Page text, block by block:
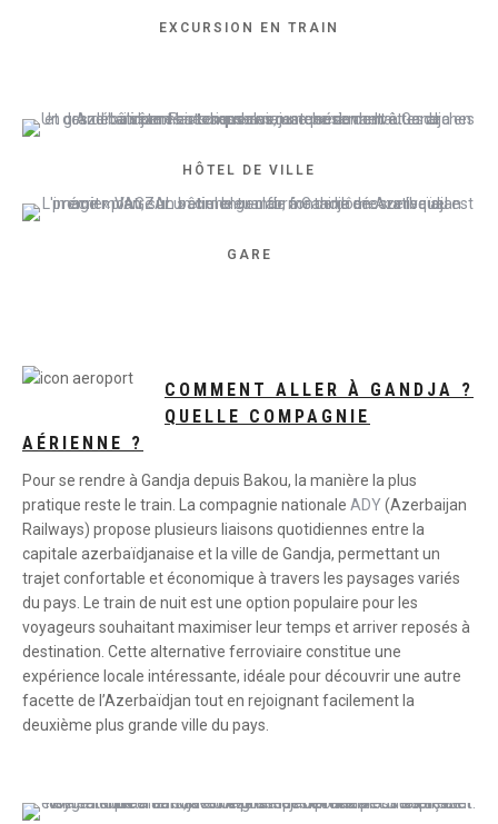
EXCURSION EN TRAIN
HÔTEL DE VILLE
GARE
COMMENT ALLER À GANDJA ?
QUELLE COMPAGNIE
AÉRIENNE ?
Pour se rendre à Gandja depuis Bakou, la manière la plus
pratique reste le train. La compagnie nationale ADY(Azerbaijan
Railways) propose plusieurs liaisons quotidiennes entre la
capitale azerbaïdjanaise et la ville de Gandja, permettant un
trajet confortable et économique à travers les paysages variés
du pays. Le train de nuit est une option populaire pour les
voyageurs souhaitant maximiser leur temps et arriver reposés à
destination. Cette alternative ferroviaire constitue une
expérience locale intéressante, idéale pour découvrir une autre
facette de l’Azerbaïdjan tout en rejoignant facilement la
deuxième plus grande ville du pays.